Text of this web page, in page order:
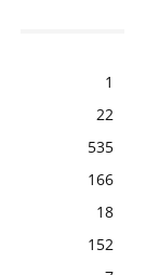
1
22
535
166
18
152